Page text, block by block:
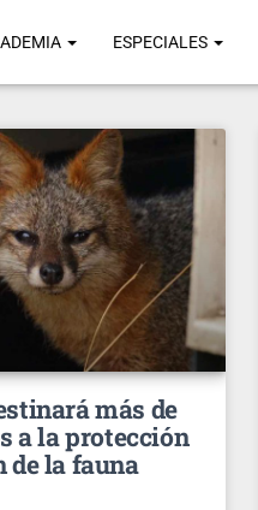
ESPECIALES
más de
a la protección
de la fauna